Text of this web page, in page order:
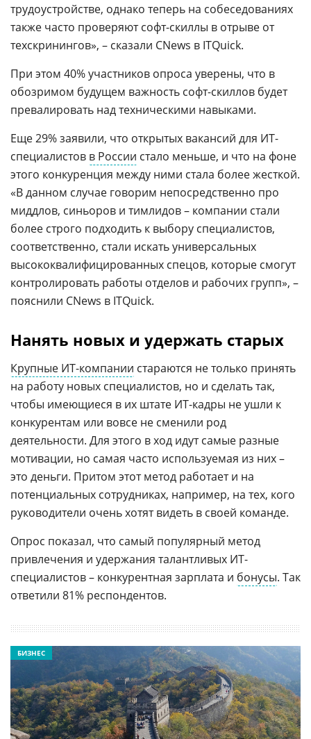
трудоустройстве, однако теперь на собеседованиях
также часто проверяют софт-скиллы в отрыве от
техскринингов», – сказали CNews в ITQuick.
При этом 40% участников опроса уверены, что в
обозримом будущем важность софт-скиллов будет
превалировать над техническими навыками.
Еще 29% заявили, что открытых вакансий для ИТ-
специалистов в России стало меньше, и что на фоне
этого конкуренция между ними стала более жесткой.
«В данном случае говорим непосредственно про
миддлов, синьоров и тимлидов – компании стали
более строго подходить к выбору специалистов,
соответственно, стали искать универсальных
высококвалифицированных спецов, которые смогут
контролировать работы отделов и рабочих групп», –
пояснили CNews в ITQuick.
Нанять новых и удержать старых
Крупные ИТ-компании стараются не только принять
на работу новых специалистов, но и сделать так,
чтобы имеющиеся в их штате ИТ-кадры не ушли к
конкурентам или вовсе не сменили род
деятельности. Для этого в ход идут самые разные
мотивации, но самая часто используемая из них –
это деньги. Притом этот метод работает и на
потенциальных сотрудниках, например, на тех, кого
руководители очень хотят видеть в своей команде.
Опрос показал, что самый популярный метод
привлечения и удержания талантливых ИТ-
специалистов – конкурентная зарплата и бонусы. Так
ответили 81% респондентов.
БИЗНЕС